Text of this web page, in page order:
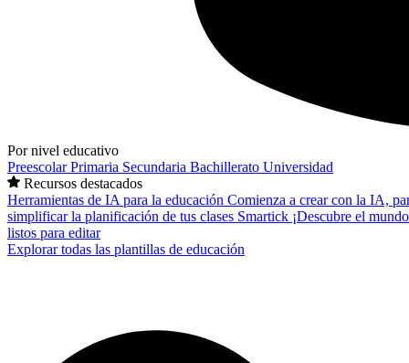
Por nivel educativo
PreescolarPrimaria Secundaria Bachillerato Universidad
Recursos destacados
Herramientas de IA para la educación Comienza a crear con la IA,
simplificar la planificación de tus clases Smartick ¡Descubre el
listos para editar
Explorar todas las plantillas de educación